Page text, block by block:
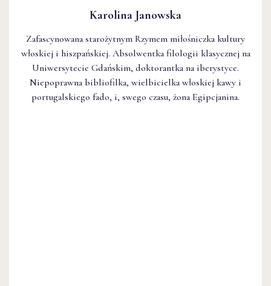
Karolina Janowska
Zafascynowana starożytnym Rzymem miłośniczka kultury
włoskiej i hiszpańskiej. Absolwentka filologii klasycznej na
Uniwersytecie Gdańskim, doktorantka na iberystyce.
Niepoprawna bibliofilka, wielbicielka włoskiej kawy i
portugalskiego fado, i, swego czasu, żona Egipcjanina.